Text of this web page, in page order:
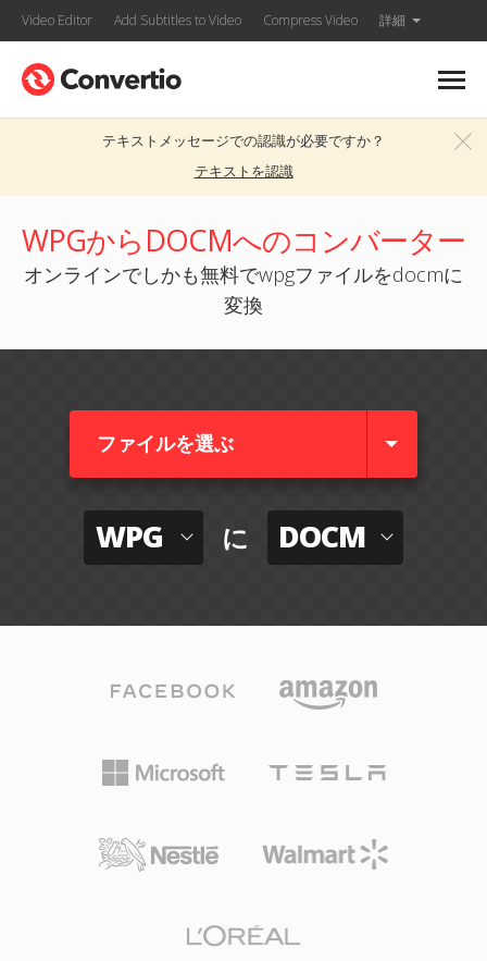
Video Editor Add Subtitles to Video Compress Video 詳細
テキストメッセージでの認識が必要ですか？
テキストを認識
WPGからDOCMへのコンバーター
オンラインでしかも無料でwpgファイルをdocmに
変換
ファイルを選ぶ
WPG に DOCM